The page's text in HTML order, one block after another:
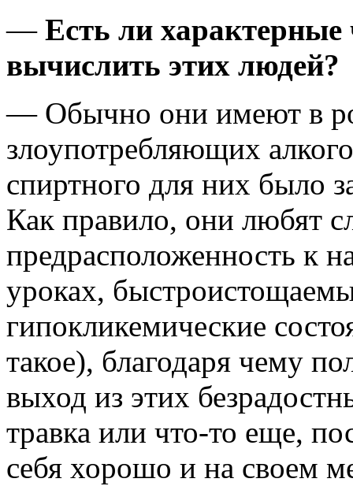
—Есть ли
вычислить этих людей?
— Обычно они имеют в
злоупотребляющих
спиртного для них было
Как правило, они любят
предрасположенность к
уроках,
гипокликемические
такое), благодаря чему
выход из этих
травка или что-то еще,
себя хорошо и на своем